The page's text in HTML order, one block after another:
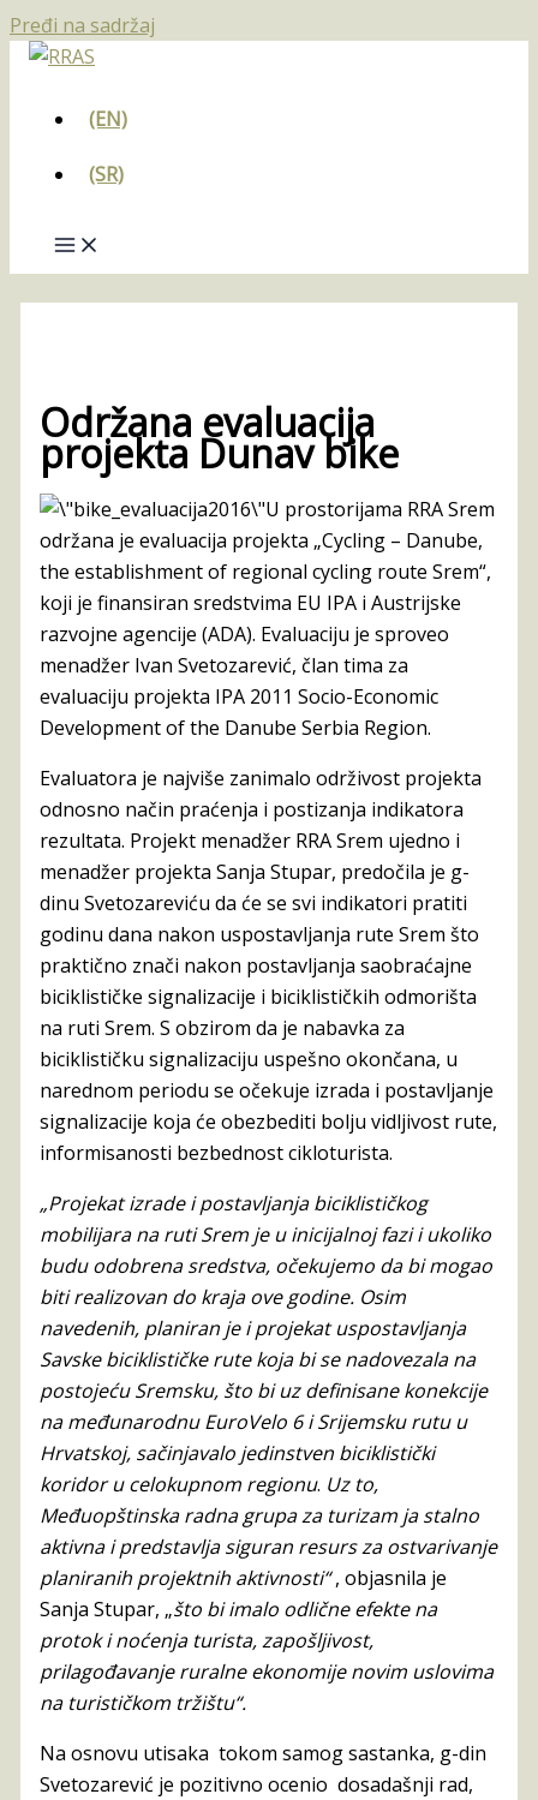
Pređi na sadržaj
(EN)
(SR)
Održana evaluacija
projekta Dunav bike
U prostorijama RRA Srem
održana je evaluacija projekta „Cycling – Danube,
the establishment of regional cycling route Srem“,
koji je finansiran sredstvima EU IPA i Austrijske
razvojne agencije (ADA). Evaluaciju je sproveo
menadžer Ivan Svetozarević, član tima za
evaluaciju projekta IPA 2011 Socio-Economic
Development of the Danube Serbia Region.
Evaluatora je najviše zanimalo održivost projekta
odnosno način praćenja i postizanja indikatora
rezultata. Projekt menadžer RRA Srem ujedno i
menadžer projekta Sanja Stupar, predočila je g-
dinu Svetozareviću da će se svi indikatori pratiti
godinu dana nakon uspostavljanja rute Srem što
praktično znači nakon postavljanja saobraćajne
biciklističke signalizacije i biciklističkih odmorišta
na ruti Srem. S obzirom da je nabavka za
biciklističku signalizaciju uspešno okončana, u
narednom periodu se očekuje izrada i postavljanje
signalizacije koja će obezbediti bolju vidljivost rute,
informisanosti bezbednost cikloturista.
„Projekat izrade i postavljanja biciklističkog
mobilijara na ruti Srem je u inicijalnoj fazi i ukoliko
budu odobrena sredstva, očekujemo da bi mogao
biti realizovan do kraja ove godine. Osim
navedenih, planiran je i projekat uspostavljanja
Savske biciklističke rute koja bi se nadovezala na
postojeću Sremsku, što bi uz definisane konekcije
na međunarodnu EuroVelo 6 i Srijemsku rutu u
Hrvatskoj, sačinjavalo jedinstven biciklistički
koridor u celokupnom regionu. Uz to,
Međuopštinska radna grupa za turizam ja stalno
aktivna i predstavlja siguran resurs za ostvarivanje
planiranih projektnih aktivnosti“, objasnila je
Sanja Stupar, „što bi imalo odlične efekte na
protok i noćenja turista, zapošljivost,
prilagođavanje ruralne ekonomije novim uslovima
na turističkom tržištu“.
Na osnovu utisaka tokom samog sastanka, g-din
Svetozarević je pozitivno ocenio dosadašnji rad,